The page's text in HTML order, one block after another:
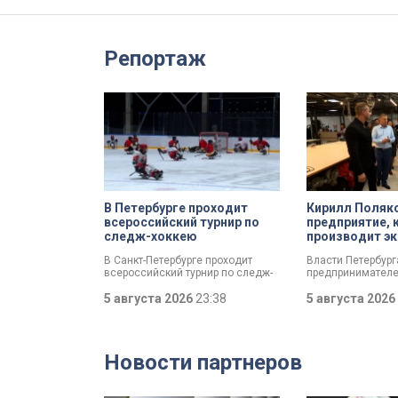
Репортаж
В Петербурге проходит
всероссийский турнир по
следж-хоккею
В Санкт-Петербурге проходит
всероссийский турнир по следж-
только медали, но и возможность
5 августа 2026 23:38
Кирилл
предприятие,
производит
Власти
складах
5 августа 2026
Новости партнеров